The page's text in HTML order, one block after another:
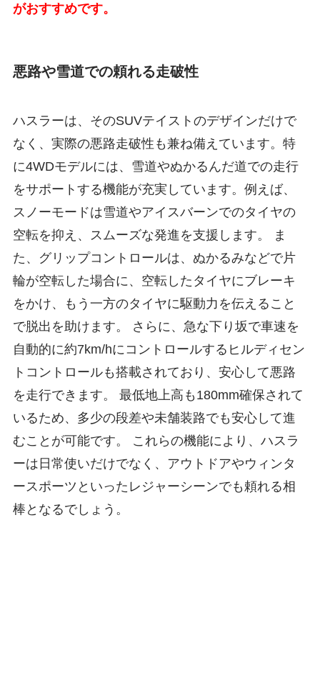
がおすすめです。
悪路や雪道での頼れる走破性
ハスラーは、そのSUVテイストのデザインだけで
なく、実際の悪路走破性も兼ね備えています。特
に4WDモデルには、雪道やぬかるんだ道での走行
をサポートする機能が充実しています。例えば、
スノーモードは雪道やアイスバーンでのタイヤの
空転を抑え、スムーズな発進を支援します。 ま
た、グリップコントロールは、ぬかるみなどで片
輪が空転した場合に、空転したタイヤにブレーキ
をかけ、もう一方のタイヤに駆動力を伝えること
で脱出を助けます。 さらに、急な下り坂で車速を
自動的に約7km/hにコントロールするヒルディセン
トコントロールも搭載されており、安心して悪路
を走行できます。 最低地上高も180mm確保されて
いるため、多少の段差や未舗装路でも安心して進
むことが可能です。 これらの機能により、ハスラ
ーは日常使いだけでなく、アウトドアやウィンタ
ースポーツといったレジャーシーンでも頼れる相
棒となるでしょう。